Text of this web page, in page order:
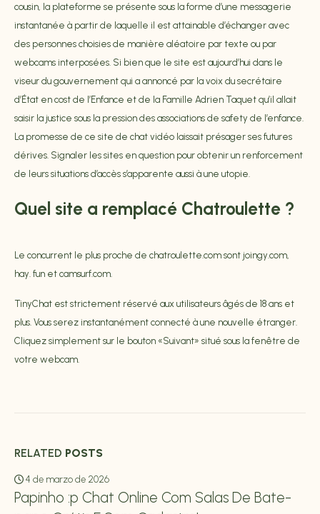
cousin, la plateforme se présente sous la forme d’une messagerie
instantanée à partir de laquelle il est attainable d’échanger avec
des personnes choisies de manière aléatoire par texte ou par
webcams interposées. Si bien que le site est aujourd’hui dans le
viseur du gouvernement qui a annoncé par la voix du secrétaire
d’État en cost de l’Enfance et de la Famille Adrien Taquet qu’il allait
saisir la justice sous la pression des associations de safety de l’enfance.
La promesse de ce site de chat vidéo laissait présager ses futures
dérives. Signaler les sites en question pour obtenir un renforcement
de leurs situations d’accès s’apparente aussi à une utopie.
Quel site a remplacé Chatroulette ?
Le concurrent le plus proche de chatroulette.com sont joingy.com,
hay. fun et camsurf.com.
TinyChat est strictement réservé aux utilisateurs âgés de 18 ans et
plus. Vous serez instantanément connecté à une nouvelle étranger.
Cliquez simplement sur le bouton «Suivant» situé sous la fenêtre de
votre webcam.
RELATED POSTS
4 de marzo de 2026
Papinho :p Chat Online Com Salas De Bate-